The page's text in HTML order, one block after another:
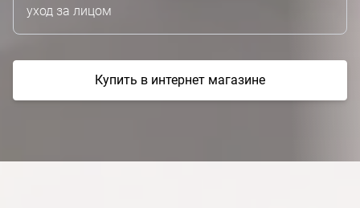
уход за лицом
Купить в интернет магазине